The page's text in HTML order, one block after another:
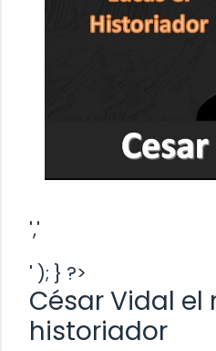
','
' ); } ?>
César Vidal
historiador